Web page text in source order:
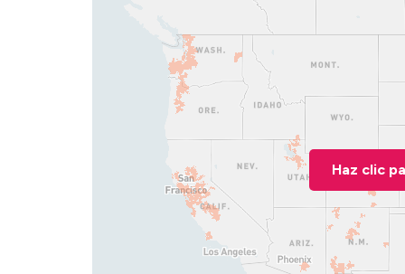
Haz clic